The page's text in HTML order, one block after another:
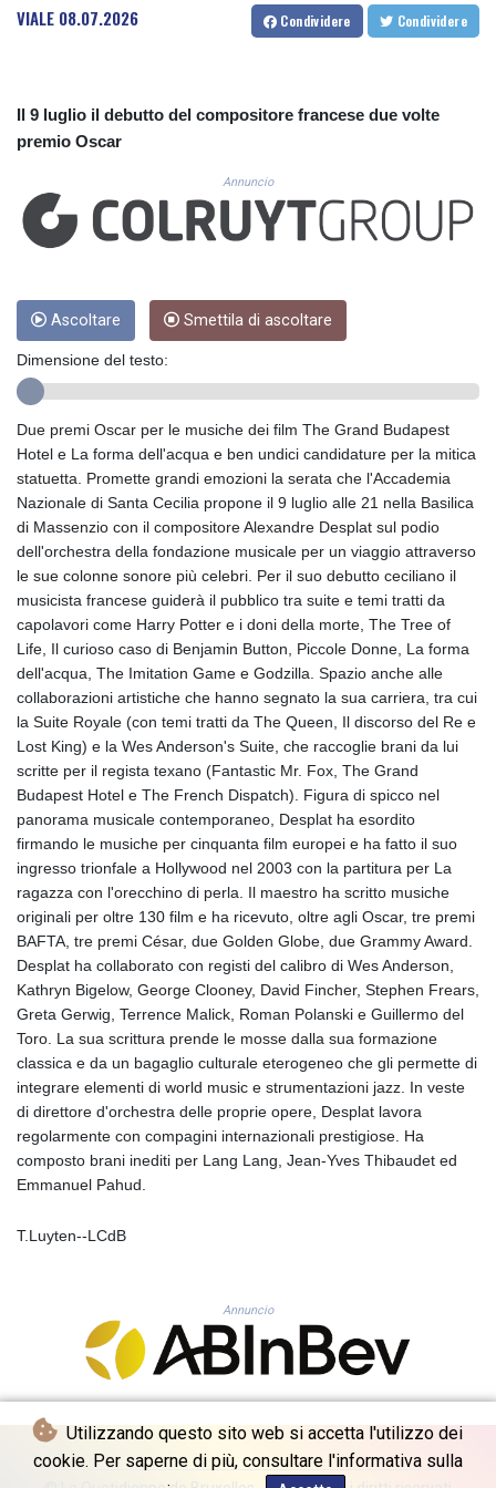
Utilizzando questo sito web si accetta l'utilizzo dei
cookie. Per saperne di più, consultare l'informativa sulla
CUC 1.155398
CUP 30.61805
DKK 7.475264
DZD 153.587771
EGP 57.609419
ERN 17.330971
ETB 185.985596
FKP 0.857019
GBP 0.856098
GEL 3.015386
GYD 241.024009
HNL 30.884989
IDR 20546.50216
ILS 3.468101
IMP 0.857019
INR 110.072122
IQD 1509.468404
IRR 1589307.85432
ISK 142.587462
JEP 0.857019
JMD 182.994762
KES 149.450928
KGS 101.03906
KMF 492.199617
KYD 0.960262
LAK 26016.724996
103187.513486
LYD 7.329387
MAD 10.739418
MDL 20.037856
MMK 2425.815605
MNT 4152.793668
VIALE 08.07.2026 Condividere Condividere
Il 9 luglio il debutto del compositore francese due volte
premio Oscar
Annuncio
Ascoltare Smettila di ascoltare
Dimensione del testo:
Due premi Oscar per le musiche dei film The Grand Budapest
Hotel e La forma dell'acqua e ben undici candidature per la mitica
statuetta. Promette grandi emozioni la serata che l'Accademia
Nazionale di Santa Cecilia propone il 9 luglio alle 21 nella Basilica
di Massenzio con il compositore Alexandre Desplat sul podio
dell'orchestra della fondazione musicale per un viaggio attraverso
le sue colonne sonore più celebri. Per il suo debutto ceciliano il
musicista francese guiderà il pubblico tra suite e temi tratti da
capolavori come Harry Potter e i doni della morte, The Tree of
Life, Il curioso caso di Benjamin Button, Piccole Donne, La forma
dell'acqua, The Imitation Game e Godzilla. Spazio anche alle
collaborazioni artistiche che hanno segnato la sua carriera, tra cui
la Suite Royale (con temi tratti da The Queen, Il discorso del Re e
Lost King) e la Wes Anderson's Suite, che raccoglie brani da lui
scritte per il regista texano (Fantastic Mr. Fox, The Grand
Budapest Hotel e The French Dispatch). Figura di spicco nel
panorama musicale contemporaneo, Desplat ha esordito
firmando le musiche per cinquanta film europei e ha fatto il suo
ingresso trionfale a Hollywood nel 2003 con la partitura per La
ragazza con l'orecchino di perla. Il maestro ha scritto musiche
originali per oltre 130 film e ha ricevuto, oltre agli Oscar, tre premi
BAFTA, tre premi César, due Golden Globe, due Grammy Award.
Desplat ha collaborato con registi del calibro di Wes Anderson,
Kathryn Bigelow, George Clooney, David Fincher, Stephen Frears,
Greta Gerwig, Terrence Malick, Roman Polanski e Guillermo del
Toro. La sua scrittura prende le mosse dalla sua formazione
classica e da un bagaglio culturale eterogeneo che gli permette di
integrare elementi di world music e strumentazioni jazz. In veste
di direttore d'orchestra delle proprie opere, Desplat lavora
regolarmente con compagini internazionali prestigiose. Ha
composto brani inediti per Lang Lang, Jean-Yves Thibaudet ed
Emmanuel Pahud.
T.Luyten--LCdB
Annuncio